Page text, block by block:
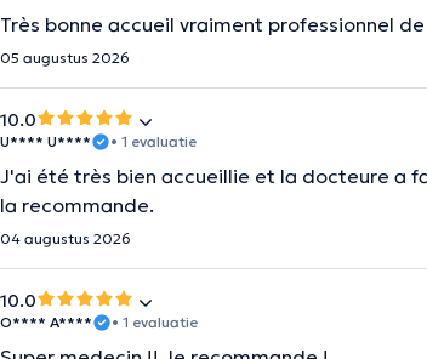
Très bonne accueil vraiment professionnel
05 augustus 2026
10.0
U**** U**** • 1 evaluatie
J'ai été très bien accueillie et la docteure a
la recommande.
04 augustus 2026
10.0
O**** A**** • 1 evaluatie